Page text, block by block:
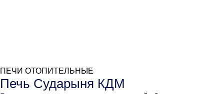
ПЕЧИ ОТОПИТЕЛЬНЫЕ
Печь Сударыня КДМ